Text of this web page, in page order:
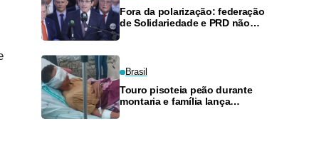
Fora da polarização: federação
de Solidariedade e PRD não
Brasil
Touro pisoteia peão durante
montaria e família lança